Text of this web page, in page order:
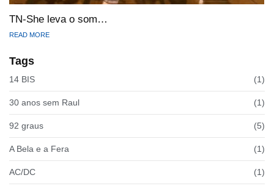
TN-She leva o som…
READ MORE
Tags
14 BIS (1)
30 anos sem Raul (1)
92 graus (5)
A Bela e a Fera (1)
AC/DC (1)